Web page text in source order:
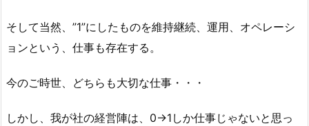
そして当然、”1”にしたものを維持継続、運用、オペレーシ
ョンという、仕事も存在する。
今のご時世、どちらも大切な仕事・・・
しかし、我が社の経営陣は、0→1しか仕事じゃないと思っ